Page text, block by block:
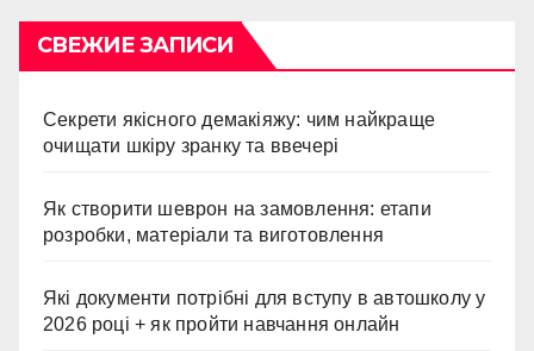
СВЕЖИЕ ЗАПИСИ
Секрети якісного демакіяжу: чим найкраще
очищати шкіру зранку та ввечері
Як створити шеврон на замовлення: етапи
розробки, матеріали та виготовлення
Які документи потрібні для вступу в автошколу у
2026 році + як пройти навчання онлайн